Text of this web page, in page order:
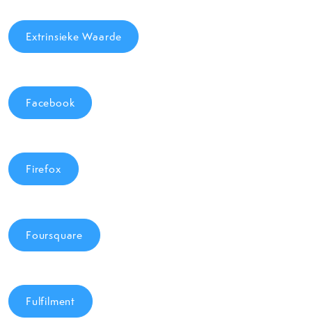
Extrinsieke Waarde
Facebook
Firefox
Foursquare
Fulfilment